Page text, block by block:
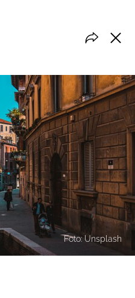
Foto: Unsplash